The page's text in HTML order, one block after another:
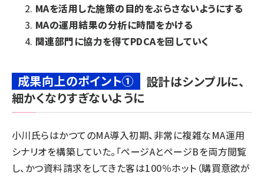
MAを活用した施策の目的をぶらさないようにする
MAの運用結果の分析に時間をかける
関連部門に協力を得てPDCAを回していく
成果向上のポイント①
設計はシンプルに、
細かくなりすぎないように
小川氏らはかつてのMA導入初期、非常に複雑なMA運用
シナリオを構築していた。「ページAとページBを両方閲覧
し、かつ資料請求をしてきた客は100％ホット（購買意欲が